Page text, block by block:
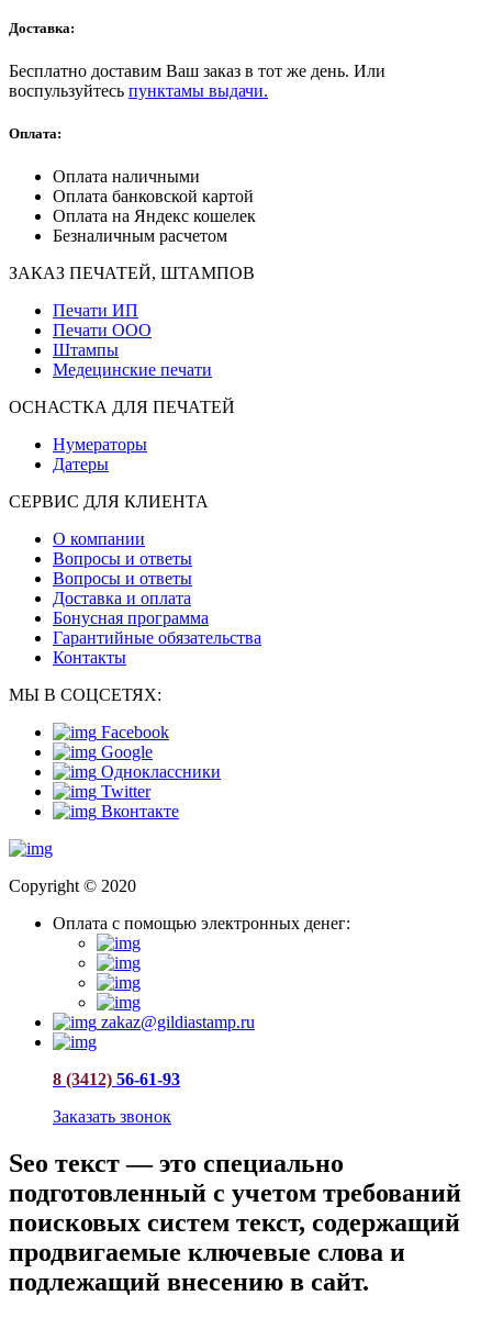
Доставка:
Бесплатно доставим Ваш заказ в тот же день. Или
воспульзуйтесь пунктамы выдачи.
Оплата:
Оплата наличными
Оплата банковской картой
Оплата на Яндекс кошелек
Безналичным расчетом
ЗАКАЗ ПЕЧАТЕЙ, ШТАМПОВ
Печати ИП
Печати ООО
Штампы
Медецинские печати
ОСНАСТКА ДЛЯ ПЕЧАТЕЙ
Нумераторы
Датеры
СЕРВИС ДЛЯ КЛИЕНТА
О компании
Вопросы и ответы
Вопросы и ответы
Доставка и оплата
Бонусная программа
Гарантийные обязательства
Контакты
МЫ В СОЦСЕТЯХ:
Facebook
Google
Одноклассники
Twitter
Вконтакте
Copyright © 2020
Оплата с помощью электронных денег:
zakaz@gildiastamp.ru
8 (3412) 56-61-93
Заказать звонок
Seo текст — это специально
подготовленный с учетом требований
поисковых систем текст, содержащий
продвигаемые ключевые слова и
подлежащий внесению в сайт.